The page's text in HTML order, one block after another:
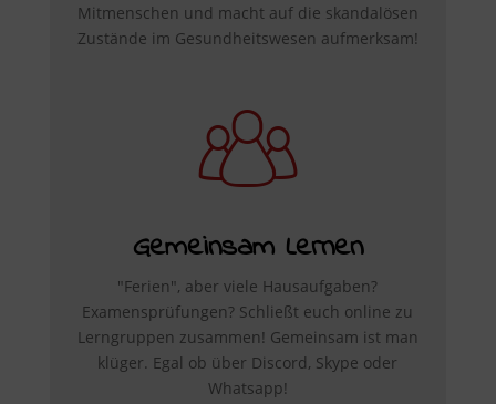
Mitmenschen und macht auf die skandalösen
Zustände im Gesundheitswesen aufmerksam!
Gemeinsam Lernen
"Ferien", aber viele Hausaufgaben?
Examensprüfungen? Schließt euch online zu
Lerngruppen zusammen! Gemeinsam ist man
klüger. Egal ob über Discord, Skype oder
Whatsapp!